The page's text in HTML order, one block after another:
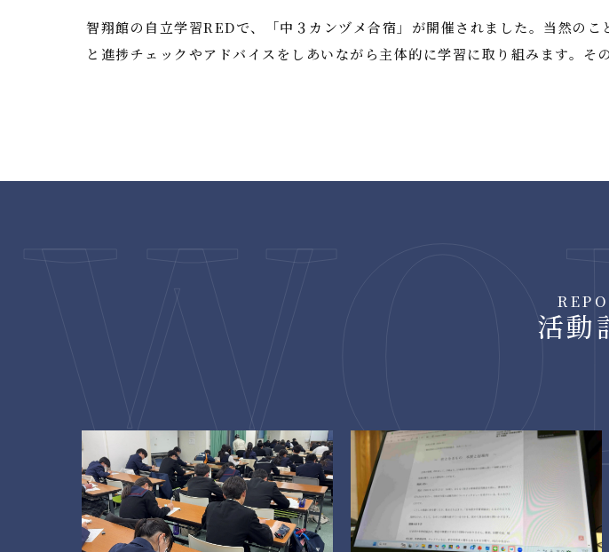
智翔館の自立学習REDで、「中３カンヅメ合宿」が開催されました。当然の
と進捗チェックやアドバイスをしあいながら主体的に学習に取り組みます。そ
活動